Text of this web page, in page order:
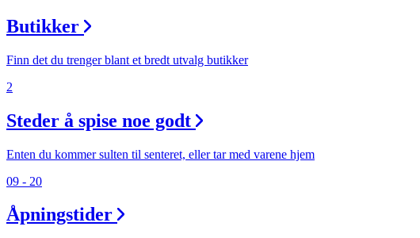
Butikker
Finn det du trenger blant et bredt utvalg butikker
2
Steder å spise noe godt
Enten du kommer sulten til senteret, eller tar med varene hjem
09 - 20
Åpningstider